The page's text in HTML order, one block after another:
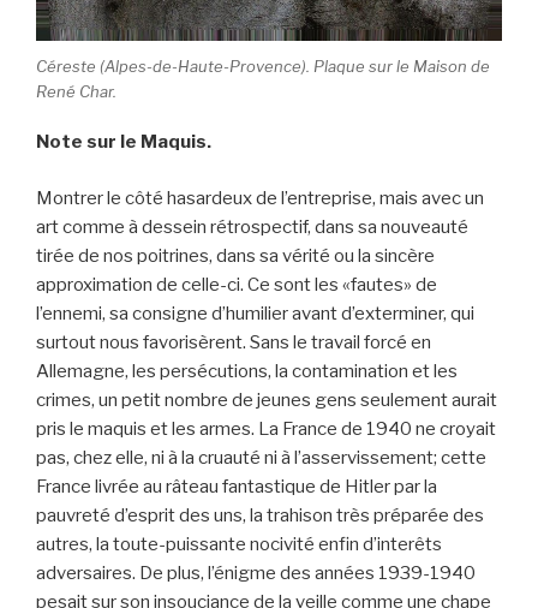
Céreste (Alpes-de-Haute-Provence). Plaque sur le Maison de
René Char.
Note sur le Maquis.
Montrer le côté hasardeux de l’entreprise, mais avec un
art comme à dessein rétrospectif, dans sa nouveauté
tirée de nos poitrines, dans sa vérité ou la sincère
approximation de celle-ci. Ce sont les «fautes» de
l’ennemi, sa consigne d’humilier avant d’exterminer, qui
surtout nous favorisèrent. Sans le travail forcé en
Allemagne, les persécutions, la contamination et les
crimes, un petit nombre de jeunes gens seulement aurait
pris le maquis et les armes. La France de 1940 ne croyait
pas, chez elle, ni à la cruauté ni à l’asservissement; cette
France livrée au râteau fantastique de Hitler par la
pauvreté d’esprit des uns, la trahison très préparée des
autres, la toute-puissante nocivité enfin d’interêts
adversaires. De plus, l’énigme des années 1939-1940
pesait sur son insouciance de la veille comme une chape